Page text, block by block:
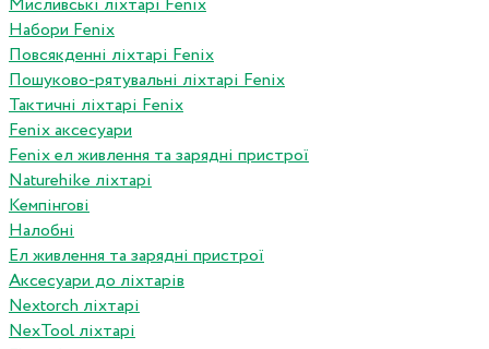
Мисливські ліхтарі Fenix
Набори Fenix
Повсякденні ліхтарі Fenix
Пошуково-рятувальні ліхтарі Fenix
Тактичні ліхтарі Fenix
Fenix аксесуари
Fenix ел живлення та зарядні пристрої
Naturehike ліхтарі
Кемпінгові
Налобні
Ел живлення та зарядні пристрої
Аксесуари до ліхтарів
Nextorch ліхтарі
NexTool ліхтарі